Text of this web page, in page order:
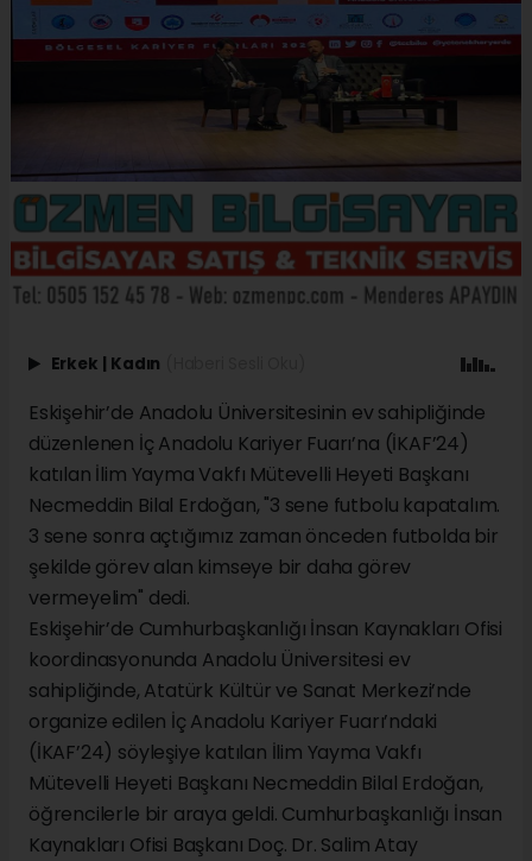
Erkek | Kadın
Eskişehir’de Anadolu Üniversitesinin ev sahipliğinde
düzenlenen İç Anadolu Kariyer Fuarı’na (İKAF’24)
katılan İlim Yayma Vakfı Mütevelli Heyeti Başkanı
Necmeddin Bilal Erdoğan, "3 sene futbolu kapatalım.
3 sene sonra açtığımız zaman önceden futbolda bir
şekilde görev alan kimseye bir daha görev
vermeyelim" dedi.
Eskişehir’de Cumhurbaşkanlığı İnsan Kaynakları Ofisi
koordinasyonunda Anadolu Üniversitesi ev
sahipliğinde, Atatürk Kültür ve Sanat Merkezi’nde
organize edilen İç Anadolu Kariyer Fuarı’ndaki
(İKAF’24) söyleşiye katılan İlim Yayma Vakfı
Mütevelli Heyeti Başkanı Necmeddin Bilal Erdoğan,
öğrencilerle bir araya geldi. Cumhurbaşkanlığı İnsan
Kaynakları Ofisi Başkanı Doç. Dr. Salim Atay